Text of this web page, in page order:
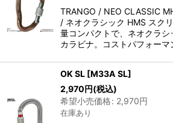
TRANGO / NEO CLASSIC
/ ネオクラシック HMS スク
量コンパクトで、ネオクラシ
カラビナ。コストパフォー
OK SL [M33A SL]
2,970円(税込)
希望小売価格: 2,970円
在庫あり